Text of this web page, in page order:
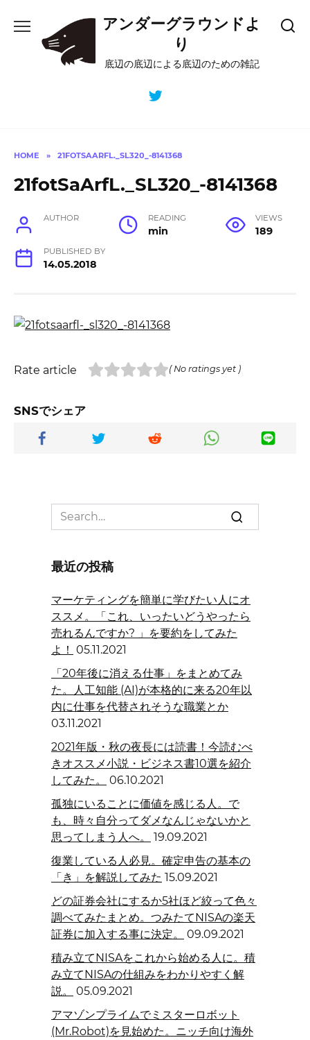
content
アンダーグラウンドよ
り
底辺の底辺による底辺のための雑記
HOME » 21FOTSAARFL._SL320_-8141368
21fotSaArfL._SL320_-8141368
AUTHOR READING
min
VIEWS
189
PUBLISHED BY
14.05.2018
Rate article ( No ratings yet )
SNSでシェア
Search
for:
最近の投稿
マーケティングを簡単に学びたい人にオ
ススメ。「これ、いったいどうやったら
売れるんですか? 」を要約をしてみた
よ！ 05.11.2021
「20年後に消える仕事」をまとめてみ
た。人工知能 (AI)が本格的に来る20年以
内に仕事を代替されそうな職業とか
03.11.2021
2021年版・秋の夜長には読書！今読むべ
きオススメ小説・ビジネス書10選を紹介
してみた。
06.10.2021
孤独にいることに価値を感じる人。で
も、時々自分ってダメなんじゃないかと
思ってしまう人へ。
19.09.2021
復業している人必見。確定申告の基本の
「き」を解説してみた 15.09.2021
どの証券会社にするか5社ほど絞って色々
調べてみたまとめ。つみたてNISAの楽天
証券に加入する事に決定。
09.09.2021
積み立てNISAをこれから始める人に。積
み立てNISAの仕組みをわかりやすく解
説。
05.09.2021
アマゾンプライムでミスターロボット
(Mr.Robot)を見始めた。ニッチ向け海外